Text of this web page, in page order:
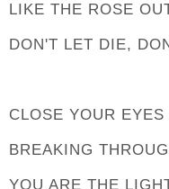
LIKE THE ROSE
DON'T LET DIE,
CLOSE YOUR
BREAKING
YOU ARE THE